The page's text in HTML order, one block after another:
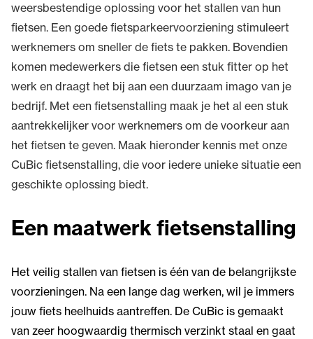
weersbestendige oplossing voor het stallen van hun
fietsen. Een goede fietsparkeervoorziening stimuleert
werknemers om sneller de fiets te pakken. Bovendien
komen medewerkers die fietsen een stuk fitter op het
werk en draagt het bij aan een duurzaam imago van je
bedrijf. Met een fietsenstalling maak je het al een stuk
aantrekkelijker voor werknemers om de voorkeur aan
het fietsen te geven. Maak hieronder kennis met onze
CuBic fietsenstalling, die voor iedere unieke situatie een
geschikte oplossing biedt.
Een maatwerk fietsenstalling
Het veilig stallen van fietsen is één van de belangrijkste
voorzieningen. Na een lange dag werken, wil je immers
jouw fiets heelhuids aantreffen. De CuBic is gemaakt
van zeer hoogwaardig thermisch verzinkt staal en gaat